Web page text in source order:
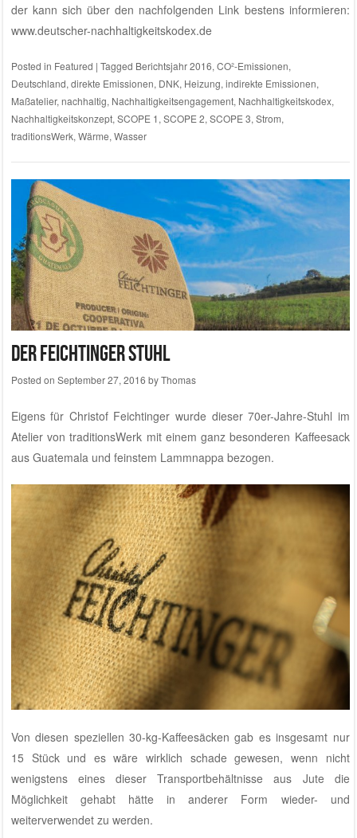
der kann sich über den nachfolgenden Link bestens informieren:
www.deutscher-nachhaltigkeitskodex.de
Posted in Featured | Tagged Berichtsjahr 2016, CO²-Emissionen,
Deutschland, direkte Emissionen, DNK, Heizung, indirekte Emissionen,
Maßatelier, nachhaltig, Nachhaltigkeitsengagement, Nachhaltigkeitskodex,
Nachhaltigkeitskonzept, SCOPE 1, SCOPE 2, SCOPE 3, Strom,
traditionsWerk, Wärme, Wasser
Der Feichtinger Stuhl
Posted on September 27, 2016 byThomas
Eigens für Christof Feichtinger wurde dieser 70er-Jahre-Stuhl im
Atelier von traditionsWerk mit einem ganz besonderen Kaffeesack
aus Guatemala und feinstem Lammnappa bezogen.
Von diesen speziellen 30-kg-Kaffeesäcken gab es insgesamt nur
15 Stück und es wäre wirklich schade gewesen, wenn nicht
wenigstens eines dieser Transportbehältnisse aus Jute die
Möglichkeit gehabt hätte in anderer Form wieder- und
weiterverwendet zu werden.